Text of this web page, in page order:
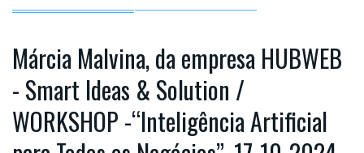
Márcia Malvina, da empresa HUBWEB
- Smart Ideas & Solution /
WORKSHOP -“Inteligência Artificial